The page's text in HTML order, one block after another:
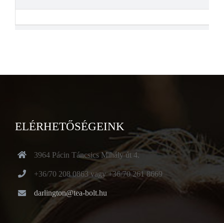
ELÉRHETŐSÉGEINK
3964 Pácin Táncsics Mihály út 4.
+36/70 208 0863 vagy +36/70 261 8669
darlington@tea-bolt.hu